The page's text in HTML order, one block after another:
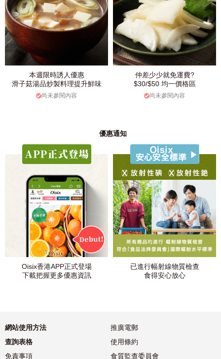
本週限時誘人優惠
滑子菇湯品炒製料理提升鮮味
尚未參閱內容
仲差少少就免運費?
$30/$50 均一價格區
尚未參閱內容
優惠通知
Oisix香港APP正式登場
下載把握更多優惠資訊
已進行幅射線物質檢查
食得安心放心
網站使用方法
推廣電郵
查詢表格
使用條約
免責事項
食質監查委員會